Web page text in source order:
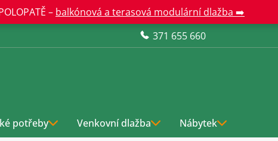
– balkónová a terasová modulární dlažba ➡️
371 655 660
potřeby Venkovní dlažba Nábytek